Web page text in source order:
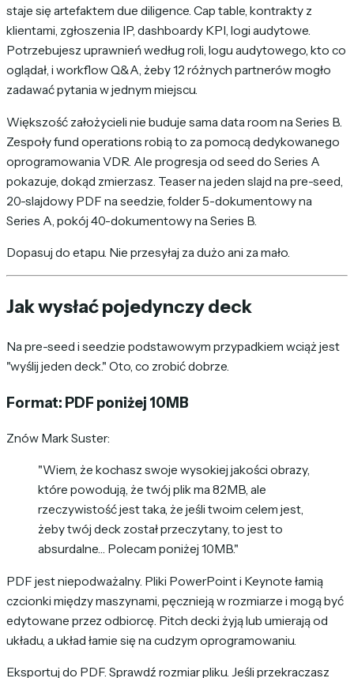
staje się artefaktem due diligence. Cap table, kontrakty z
klientami, zgłoszenia IP, dashboardy KPI, logi audytowe.
Potrzebujesz uprawnień według roli, logu audytowego, kto co
oglądał, i workflow Q&A, żeby 12 różnych partnerów mogło
zadawać pytania w jednym miejscu.
Większość założycieli nie buduje sama data room na Series B.
Zespoły fund operations robią to za pomocą dedykowanego
oprogramowania VDR. Ale progresja od seed do Series A
pokazuje, dokąd zmierzasz. Teaser na jeden slajd na pre-seed,
20-slajdowy PDF na seedzie, folder 5-dokumentowy na
Series A, pokój 40-dokumentowy na Series B.
Dopasuj do etapu. Nie przesyłaj za dużo ani za mało.
Jak wysłać pojedynczy deck
Na pre-seed i seedzie podstawowym przypadkiem wciąż jest
"wyślij jeden deck." Oto, co zrobić dobrze.
Format: PDF poniżej 10MB
Znów Mark Suster:
"Wiem, że kochasz swoje wysokiej jakości obrazy,
które powodują, że twój plik ma 82MB, ale
rzeczywistość jest taka, że jeśli twoim celem jest,
żeby twój deck został przeczytany, to jest to
absurdalne… Polecam poniżej 10MB."
PDF jest niepodważalny. Pliki PowerPoint i Keynote łamią
czcionki między maszynami, pęcznieją w rozmiarze i mogą być
edytowane przez odbiorcę. Pitch decki żyją lub umierają od
układu, a układ łamie się na cudzym oprogramowaniu.
Eksportuj do PDF. Sprawdź rozmiar pliku. Jeśli przekraczasz